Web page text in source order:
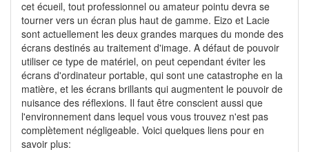
cet écueil, tout professionnel ou amateur pointu devra se
tourner vers un écran plus haut de gamme. Eizo et Lacie
sont actuellement les deux grandes marques du monde des
écrans destinés au traitement d'image. A défaut de pouvoir
utiliser ce type de matériel, on peut cependant éviter les
écrans d'ordinateur portable, qui sont une catastrophe en la
matière, et les écrans brillants qui augmentent le pouvoir de
nuisance des réflexions. Il faut être conscient aussi que
l'environnement dans lequel vous vous trouvez n'est pas
complètement négligeable. Voici quelques liens pour en
savoir plus: